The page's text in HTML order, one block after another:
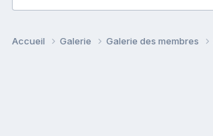
Accueil Galerie Galerie des membres